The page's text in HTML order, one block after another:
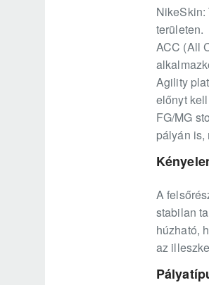
NikeSkin:
területen.
ACC (All
Agility
előnyt
FG/MG
pályán is,
A
stabilan
húzható,
az